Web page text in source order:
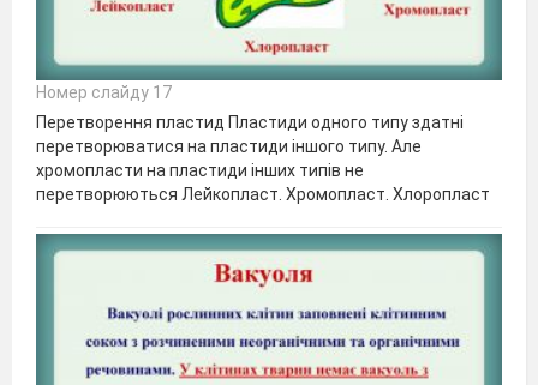
Номер слайду 17
Перетворення пластид Пластиди одного типу здатні
перетворюватися на пластиди іншого типу. Але
хромопласти на пластиди інших типів не
перетворюються Лейкопласт. Хромопласт. Хлоропласт